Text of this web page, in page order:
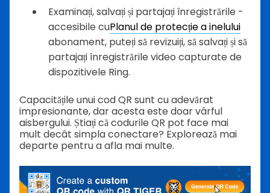
Examinați, salvați și partajați înregistrările -
accesibile cuPlanul de protecție a inelului
abonament, puteți să revizuiți, să salvați și să
partajați înregistrările video capturate de
dispozitivele Ring.
Capacitățile unui cod QR sunt cu adevărat
impresionante, dar acesta este doar vârful
aisbergului. Știați că codurile QR pot face mai
mult decât simpla conectare? Explorează mai
departe pentru a afla mai multe.